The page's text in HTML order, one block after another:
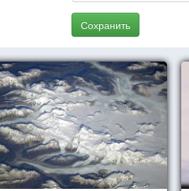
Сохранить